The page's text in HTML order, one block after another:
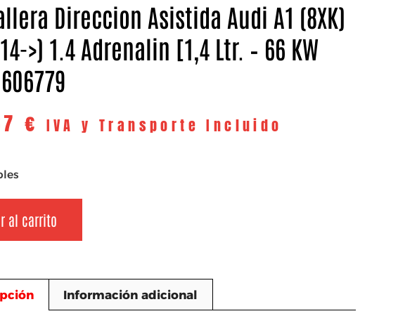
Direccion Asistida Audi A1 (8XK)
>) 1.4 Adrenalin [1,4 Ltr. – 66 KW
€ IVA y Transporte Incluido
al carrito
Información adicional